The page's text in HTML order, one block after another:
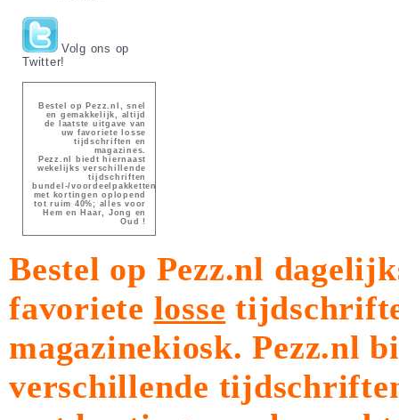
Volg ons op
Twitter!
Bestel op Pezz.nl, snel
en gemakkelijk, altijd
de laatste uitgave van
uw favoriete losse
tijdschriften en
magazines.
Pezz.nl biedt hiernaast
wekelijks verschillende
tijdschriften
bundel-/voordeelpakketten
met kortingen oplopend
tot ruim 40%; alles voor
Hem en Haar, Jong en
Oud !
Bestel op Pezz.nl
favoriete losse
magazinekiosk.Pezz.nl
verschillende